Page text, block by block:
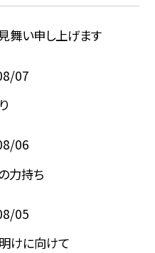
舞い申し上げます
07
06
力持ち
05
けに向けて